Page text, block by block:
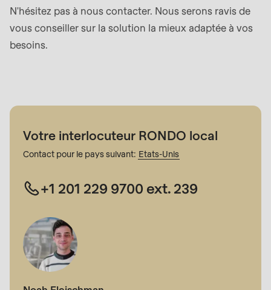
N'hésitez pas à nous contacter. Nous serons ravis de
vous conseiller sur la solution la mieux adaptée à vos
besoins.
Votre interlocuteur RONDO local
Contact pour le pays suivant: Etats-Unis
+1 201 229 9700 ext. 239